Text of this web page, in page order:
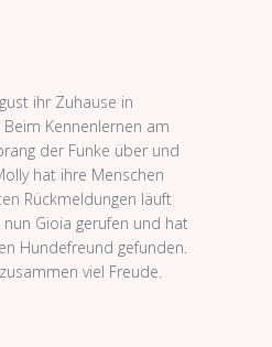
ihr Zuhause in
Kennenlernen am
der Funke über und
hat ihre Menschen
Rückmeldungen läuft
Gioia gerufen und hat
Hundefreund gefunden.
viel Freude.